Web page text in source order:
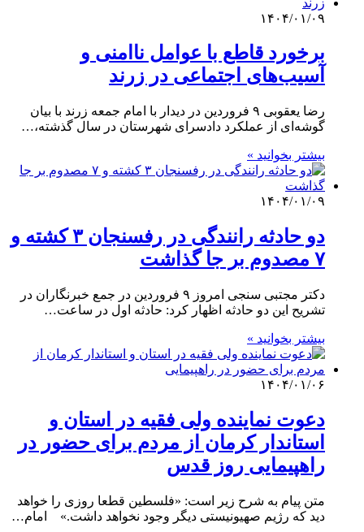
۱۴۰۴/۰۱/۰۹
برخورد قاطع با عوامل ناامنی و
آسیب‌های اجتماعی در زرند
رضا یعقوبی ۹ فروردین در دیدار با امام جمعه زرند با بیان
گوشه‌ای از عملکرد دادسرای شهرستان در سال گذشته،…
بیشتر بخوانید »
۱۴۰۴/۰۱/۰۹
دو حادثه رانندگی در رفسنجان ۳ کشته و
۷ مصدوم بر جا گذاشت
دکتر مجتبی سنجی امروز ۹ فروردین‌ در جمع خبرنگاران در
تشریح این دو حادثه اظهار کرد: حادثه اول در ساعت…
بیشتر بخوانید »
۱۴۰۴/۰۱/۰۶
دعوت نماینده ولی فقیه در استان و
استاندار کرمان از مردم برای حضور در
راه‍‍‍‍‍‍پیمایی روز قدس
متن پیام به شرح زیر است: «فلسطین قطعا روزی را خواهد
دید که رژیم صهیونیستی دیگر وجود نخواهد داشت.» امام…